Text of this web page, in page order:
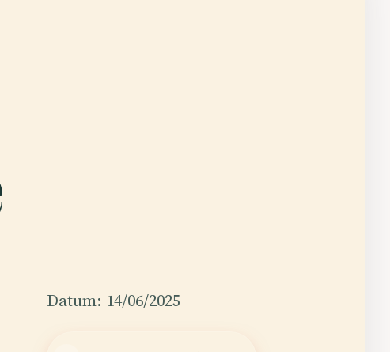
Datum: 14/06/2025